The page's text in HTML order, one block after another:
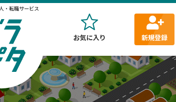
・転職サービス
お気に入り 新規登録